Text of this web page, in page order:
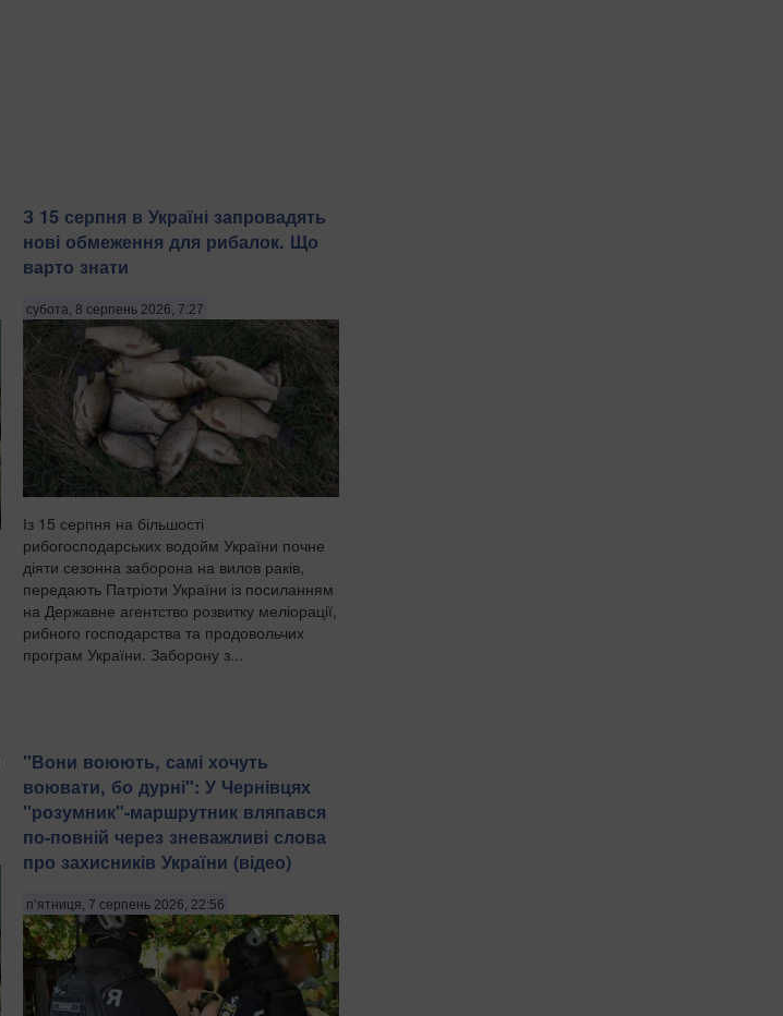
З 15 серпня в Україні запровадять
нові обмеження для рибалок. Що
варто знати
субота, 8 серпень 2026, 7:27
Із 15 серпня на більшості
рибогосподарських водойм України почне
діяти сезонна заборона на вилов раків,
передають Патріоти України із посиланням
на Державне агентство розвитку меліорації,
рибного господарства та продовольчих
програм України. Заборону з...
​"Вони воюють, самі хочуть
воювати, бо дурні": У Чернівцях
"розумник"-маршрутник вляпався
по-повній через зневажливі слова
про захисників України (відео)
п’ятниця, 7 серпень 2026, 22:56